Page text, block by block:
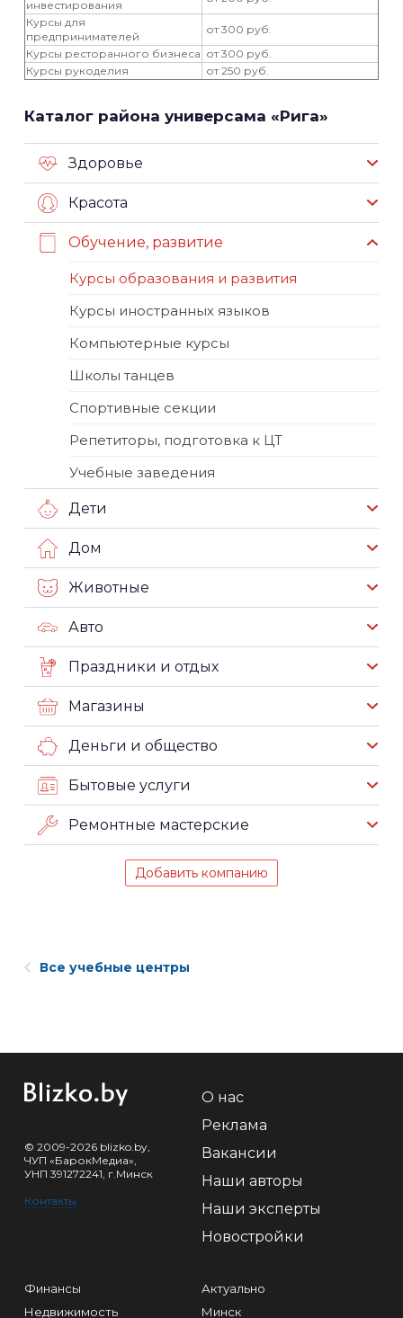
инвестирования
Курсы для
предпринимателей
от 300 руб.
Курсы ресторанного бизнеса от 300 руб.
Курсы рукоделия
от 250 руб.
Каталог района универсама «Рига»
Здоровье
Красота
Обучение, развитие
Курсы образования и развития
Курсы иностранных языков
Компьютерные курсы
Школы танцев
Спортивные секции
Репетиторы, подготовка к ЦТ
Учебные заведения
Дети
Дом
Животные
Авто
Праздники и отдых
Магазины
Деньги и общество
Бытовые услуги
Ремонтные мастерские
Добавить компанию
Все учебные центры
© 2009-2026 blizko.by,
ЧУП «БарокМедиа»,
УНП 391272241, г.Минск
Контакты
О нас
Реклама
Вакансии
Наши авторы
Наши эксперты
Новостройки
Финансы
Недвижимость
Актуально
Минск